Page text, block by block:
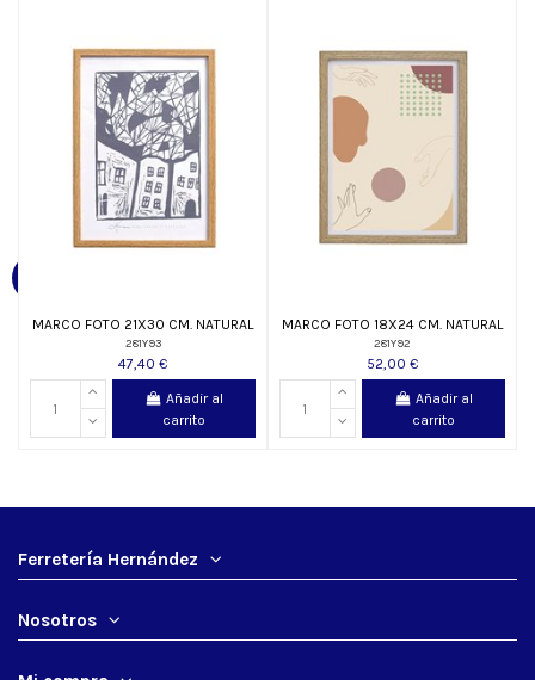
MARCO FOTO 21X30 CM. NATURAL
281Y93
47,40 €
Añadir al
carrito
MARCO FOTO 18X24 CM. NATURAL
281Y92
52,00 €
Añadir al
carrito
Ferretería Hernández
Nosotros